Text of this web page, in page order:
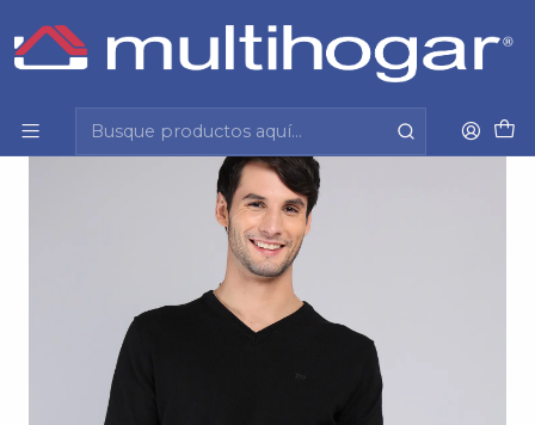
Inicio Vestuario formal y casual
Sweater Arrow Hombre Sw1000Tne Negro